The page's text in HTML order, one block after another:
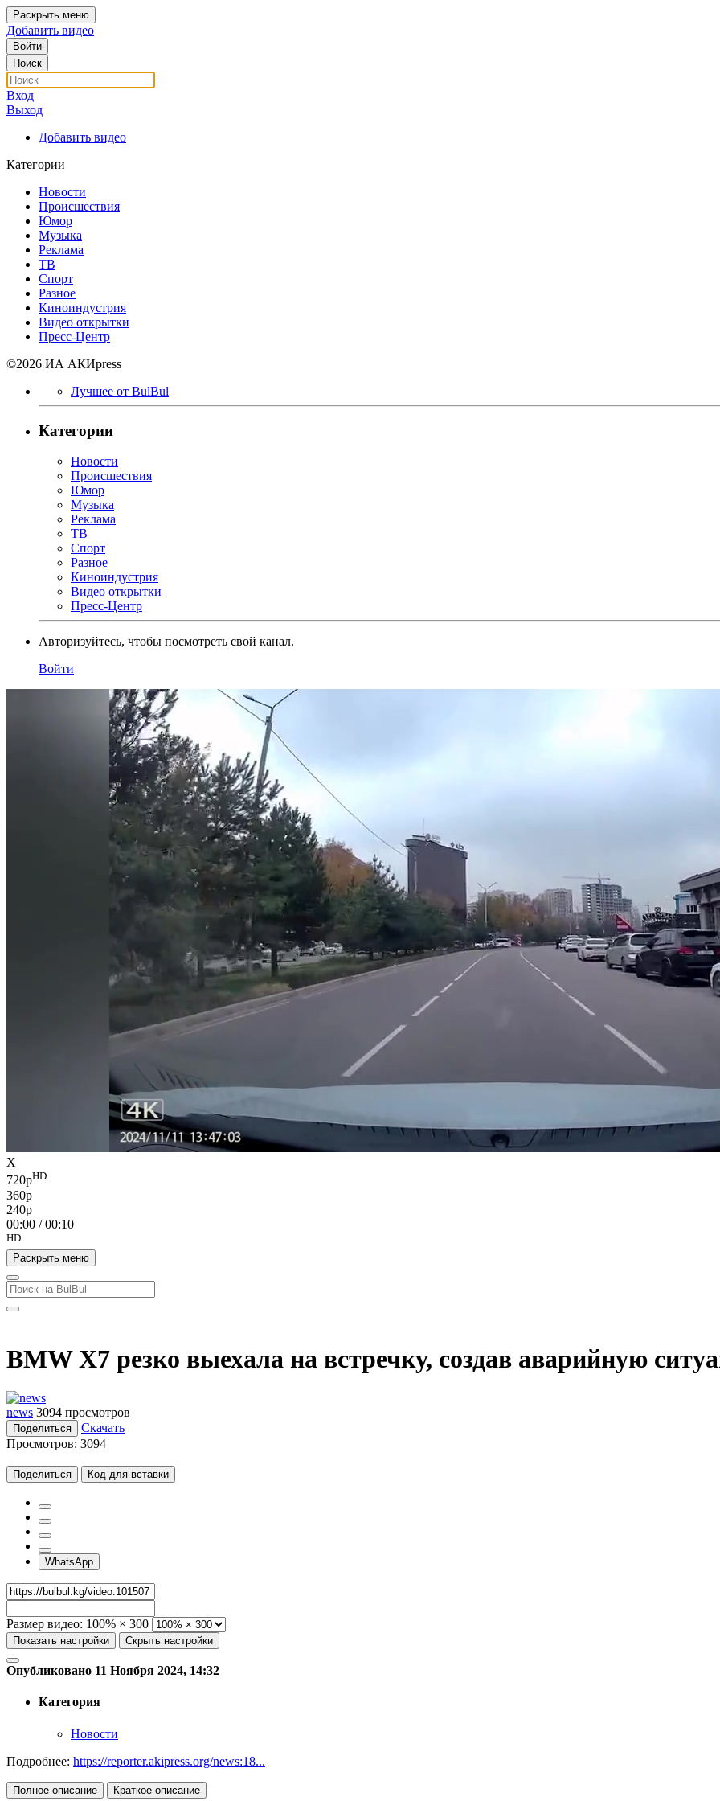
Раскрыть меню
Добавить видео
Войти
Поиск
Вход
Выход
Добавить видео
Категории
Новости
Происшествия
Юмор
Музыка
Реклама
ТВ
Спорт
Разное
Киноиндустрия
Видео открытки
Пресс-Центр
©2026 ИА АКИpress
Лучшее от BulBul
Категории
Новости
Происшествия
Юмор
Музыка
Реклама
ТВ
Спорт
Разное
Киноиндустрия
Видео открытки
Пресс-Центр
Авторизуйтесь, чтобы посмотреть свой канал.
Войти
X
720pHD
360p
240p
00:00 /00:10
HD
Раскрыть меню
BMW X7 резко выехала на встречку, создав аварийную
news 3094 просмотров
Поделиться
Скачать
Просмотров: 3094
Поделиться Код для вставки
WhatsApp
Размер видео: 100% × 300
Показать настройки Скрыть настройки
Опубликовано 11 Ноября 2024, 14:32
Категория
Новости
Подробнее: https://reporter.akipress.org/news:18...
Полное описание Краткое описание